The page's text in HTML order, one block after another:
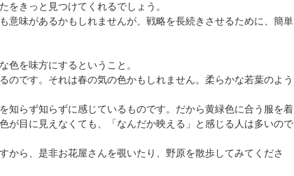
をきっと見つけてくれるでしょう。
意味があるかもしれませんが、戦略を長続きさせるために、簡単
色を味方にするということ。
のです。それは春の気の色かもしれません。柔らかな若葉のよう
知らず知らずに感じているものです。だから黄緑色に合う服を着
が目に見えなくても、「なんだか映える」と感じる人は多いので
から、是非お花屋さんを覗いたり、野原を散歩してみてくださ